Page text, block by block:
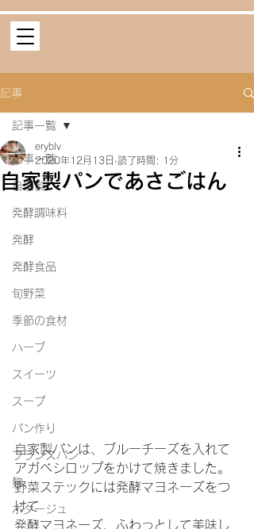
記事
記事一覧
自家製
発酵調味料
発酵
発酵食品
旬野菜
季節の食材
ハーブ
スイーツ
スープ
パン作り
フランスパン
麹
ポタージュ
記事一覧
自家製パンであさごはん
eryblv
2020年12月13日 読了時間: 1分
自家製パンは、ブルーチーズを入れて
アガベシロップをかけて焼きました。
野菜ステックには発酵マヨネーズをつ
けて
発酵マヨネーズ、ふわっとして美味し